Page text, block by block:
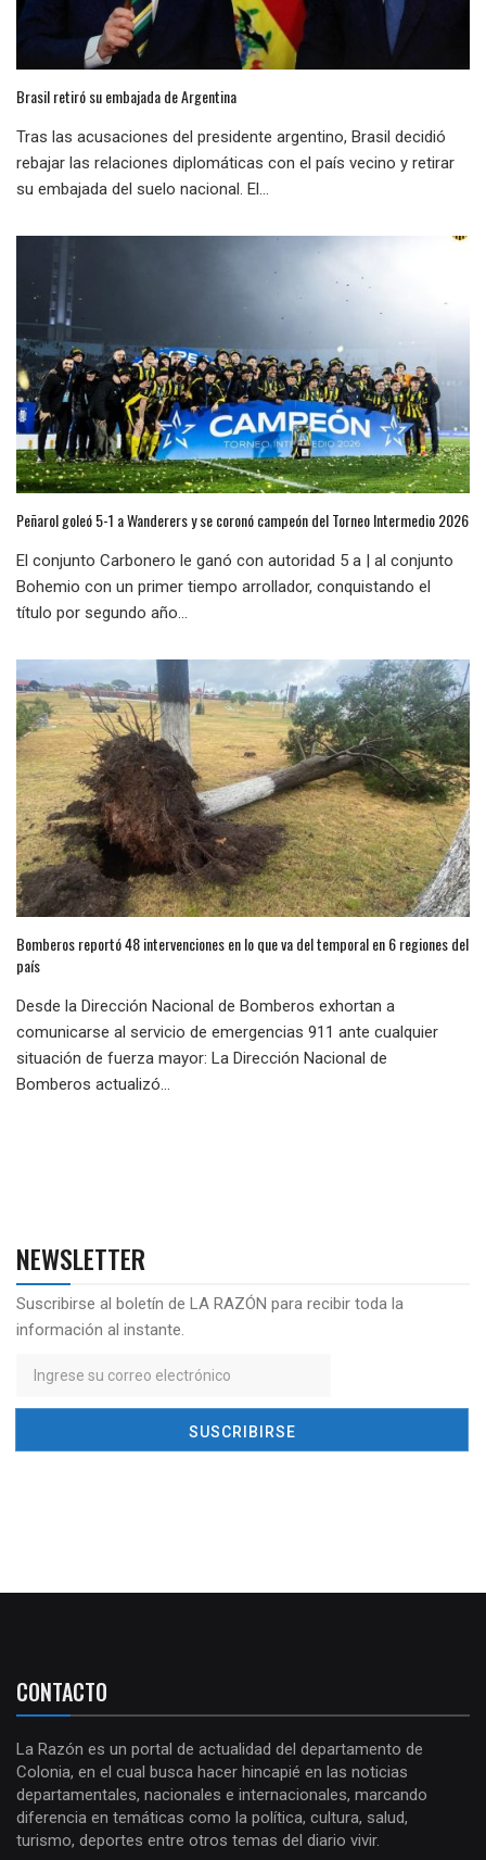
Brasil retiró su embajada de Argentina
Tras las acusaciones del presidente argentino, Brasil decidió
rebajar las relaciones diplomáticas con el país vecino y retirar
su embajada del suelo nacional. El...
Peñarol goleó 5-1 a Wanderers y se coronó campeón del Torneo Intermedio 2026
El conjunto Carbonero le ganó con autoridad 5 a | al conjunto
Bohemio con un primer tiempo arrollador, conquistando el
título por segundo año...
Bomberos reportó 48 intervenciones en lo que va del temporal en 6 regiones del
país
Desde la Dirección Nacional de Bomberos exhortan a
comunicarse al servicio de emergencias 911 ante cualquier
situación de fuerza mayor: La Dirección Nacional de
Bomberos actualizó...
NEWSLETTER
Suscribirse al boletín de LA RAZÓN para recibir toda la
información al instante.
CONTACTO
La Razón es un portal de actualidad del departamento de
Colonia, en el cual busca hacer hincapié en las noticias
departamentales, nacionales e internacionales, marcando
diferencia en temáticas como la política, cultura, salud,
turismo, deportes entre otros temas del diario vivir.